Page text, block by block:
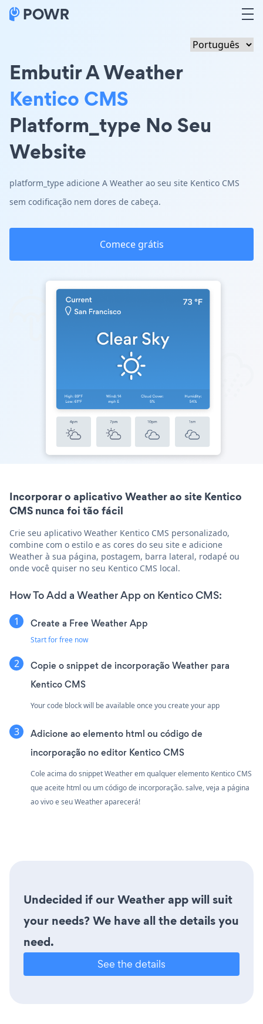
Embutir A Weather
Kentico CMS
Platform_type No Seu
Website
platform_type adicione A Weather ao seu site Kentico CMS
sem codificação nem dores de cabeça.
Comece grátis
Incorporar o aplicativo Weather ao site Kentico
CMS nunca foi tão fácil
Crie seu aplicativo Weather Kentico CMS personalizado,
combine com o estilo e as cores do seu site e adicione
Weather à sua página, postagem, barra lateral, rodapé ou
onde você quiser no seu Kentico CMS local.
How To Add a Weather App on Kentico CMS:
Create a Free Weather App
Start for free now
Copie o snippet de incorporação Weather para
Kentico CMS
Your code block will be available once you create your app
Adicione ao elemento html ou código de
incorporação no editor Kentico CMS
Cole acima do snippet Weather em qualquer elemento Kentico CMS
que aceite html ou um código de incorporação. salve, veja a página
ao vivo e seu Weather aparecerá!
Undecided if our Weather app will suit
your needs? We have all the details you
need.
See the details